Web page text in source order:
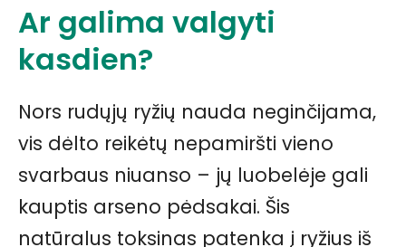
Ar galima valgyti
kasdien?
Nors rudųjų ryžių nauda neginčijama,
vis dėlto reikėtų nepamiršti vieno
svarbaus niuanso – jų luobelėje gali
kauptis arseno pėdsakai. Šis
natūralus toksinas patenka į ryžius iš